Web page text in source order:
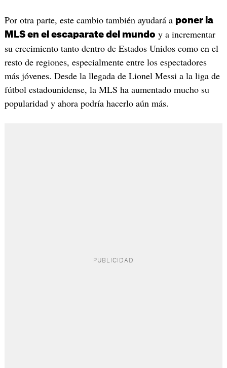
Por otra parte, este cambio también ayudará a poner la
MLS en el escaparate del mundo y a incrementar
su crecimiento tanto dentro de Estados Unidos como en el
resto de regiones, especialmente entre los espectadores
más jóvenes. Desde la llegada de Lionel Messi a la liga de
fútbol estadounidense, la MLS ha aumentado mucho su
popularidad y ahora podría hacerlo aún más.